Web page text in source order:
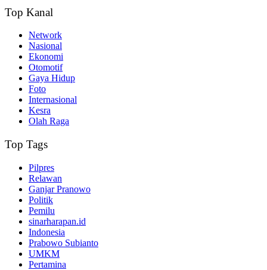
Top Kanal
Network
Nasional
Ekonomi
Otomotif
Gaya Hidup
Foto
Internasional
Kesra
Olah Raga
Top Tags
Pilpres
Relawan
Ganjar Pranowo
Politik
Pemilu
sinarharapan.id
Indonesia
Prabowo Subianto
UMKM
Pertamina